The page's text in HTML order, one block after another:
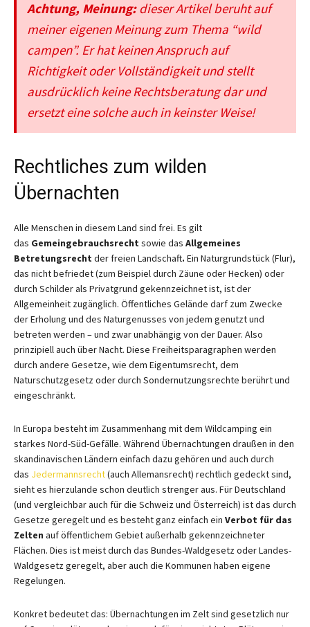
Achtung, Meinung:dieser Artikel beruht auf
meiner eigenen Meinung zum Thema “wild
campen”. Er hat keinen Anspruch auf
Richtigkeit oder Vollständigkeit und stellt
ausdrücklich keine Rechtsberatung dar und
ersetzt eine solche auch in keinster Weise!
Rechtliches zum wilden
Übernachten
Alle Menschen in diesem Land sind frei. Es gilt
das Gemeingebrauchsrecht sowie das Allgemeines
Betretungsrecht der freien Landschaft. Ein Naturgrundstück (Flur),
das nicht befriedet (zum Beispiel durch Zäune oder Hecken) oder
durch Schilder als Privatgrund gekennzeichnet ist, ist der
Allgemeinheit zugänglich. Öffentliches Gelände darf zum Zwecke
der Erholung und des Naturgenusses von jedem genutzt und
betreten werden – und zwar unabhängig von der Dauer. Also
prinzipiell auch über Nacht. Diese Freiheitsparagraphen werden
durch andere Gesetze, wie dem Eigentumsrecht, dem
Naturschutzgesetz oder durch Sondernutzungsrechte berührt und
eingeschränkt.
In Europa besteht im Zusammenhang mit dem Wildcamping ein
starkes Nord-Süd-Gefälle. Während Übernachtungen draußen in den
skandinavischen Ländern einfach dazu gehören und auch durch
das Jedermannsrecht(auch Allemansrecht) rechtlich gedeckt sind,
sieht es hierzulande schon deutlich strenger aus. Für Deutschland
(und vergleichbar auch für die Schweiz und Österreich) ist das durch
Gesetze geregelt und es besteht ganz einfach ein Verbot für das
Zelten ​auf öffentlichem Gebiet außerhalb gekennzeichneter
Flächen. Dies ist meist durch das Bundes-Waldgesetz oder Landes-
Waldgesetz geregelt, aber auch die Kommunen haben eigene
Regelungen.
Konkret bedeutet das: Übernachtungen im Zelt sind gesetzlich nur